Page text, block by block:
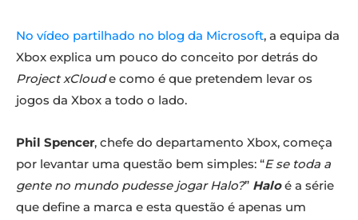
No vídeo partilhado no blog da Microsoft, a equipa da
Xbox explica um pouco do conceito por detrás do
Project xCloude como é que pretendem levar os
jogos da Xbox a todo o lado.
Phil Spencer, chefe do departamento Xbox, começa
por levantar uma questão bem simples: “E se toda a
gente no mundo pudesse jogar Halo?” Halo é a série
que define a marca e esta questão é apenas um